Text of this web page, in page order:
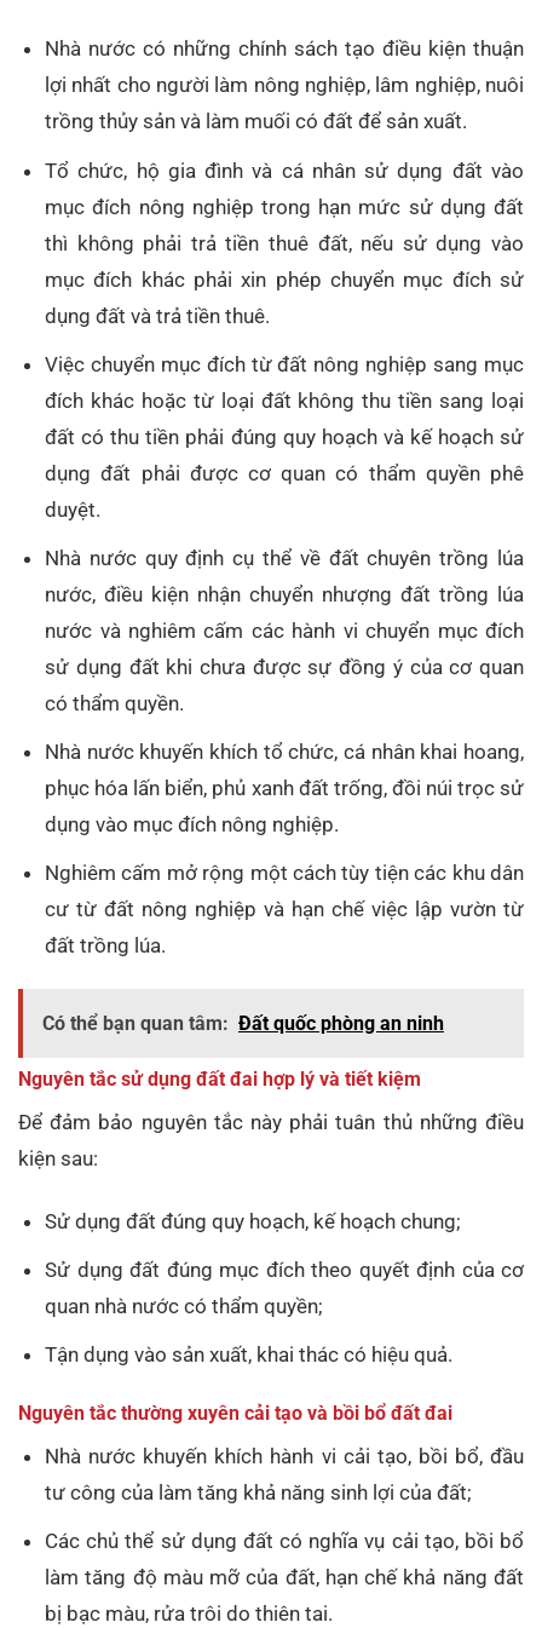
Nhà nước có những chính sách tạo điều kiện thuận
lợi nhất cho người làm nông nghiệp, lâm nghiệp, nuôi
trồng thủy sản và làm muối có đất để sản xuất.
Tổ chức, hộ gia đình và cá nhân sử dụng đất vào
mục đích nông nghiệp trong hạn mức sử dụng đất
thì không phải trả tiền thuê đất, nếu sử dụng vào
mục đích khác phải xin phép chuyển mục đích sử
dụng đất và trả tiền thuê.
Việc chuyển mục đích từ đất nông nghiệp sang mục
đích khác hoặc từ loại đất không thu tiền sang loại
đất có thu tiền phải đúng quy hoạch và kế hoạch sử
dụng đất phải được cơ quan có thẩm quyền phê
duyệt.
Nhà nước quy định cụ thể về đất chuyên trồng lúa
nước, điều kiện nhận chuyển nhượng đất trồng lúa
nước và nghiêm cấm các hành vi chuyển mục đích
sử dụng đất khi chưa được sự đồng ý của cơ quan
có thẩm quyền.
Nhà nước khuyến khích tổ chức, cá nhân khai hoang,
phục hóa lấn biển, phủ xanh đất trống, đồi núi trọc sử
dụng vào mục đích nông nghiệp.
Nghiêm cấm mở rộng một cách tùy tiện các khu dân
cư từ đất nông nghiệp và hạn chế việc lập vườn từ
đất trồng lúa.
Có thể bạn quan tâm: Đất quốc phòng an ninh
Nguyên tắc sử dụng đất đai hợp lý và tiết kiệm
Để đảm bảo nguyên tắc này phải tuân thủ những điều
kiện sau:
Sử dụng đất đúng quy hoạch, kế hoạch chung;
Sử dụng đất đúng mục đích theo quyết định của cơ
quan nhà nước có thẩm quyền;
Tận dụng vào sản xuất, khai thác có hiệu quả.
Nguyên tắc thường xuyên cải tạo và bồi bổ đất đai
Nhà nước khuyến khích hành vi cải tạo, bồi bổ, đầu
tư công của làm tăng khả năng sinh lợi của đất;
Các chủ thể sử dụng đất có nghĩa vụ cải tạo, bồi bổ
làm tăng độ màu mỡ của đất, hạn chế khả năng đất
bị bạc màu, rửa trôi do thiên tai.